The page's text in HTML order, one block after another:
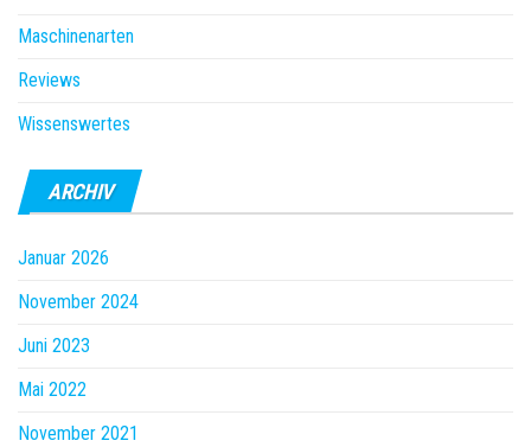
Maschinenarten
Reviews
Wissenswertes
ARCHIV
Januar 2026
November 2024
Juni 2023
Mai 2022
November 2021